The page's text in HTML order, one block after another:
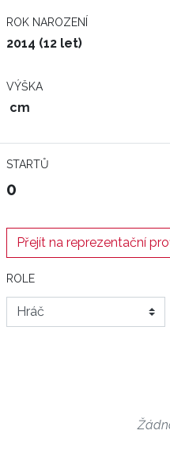
ROK NAROZENÍ
2014 (12 let)
VÝŠKA
cm
STARTŮ
0
Přejít na reprezentační
ROLE